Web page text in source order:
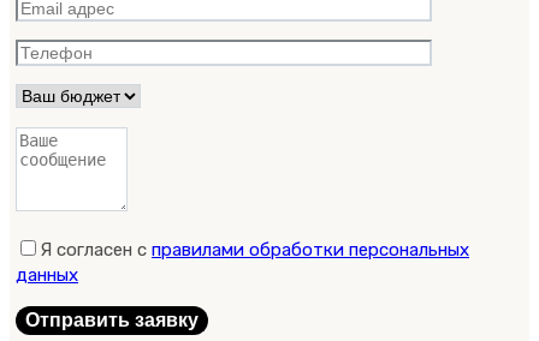
Я согласен с правилами обработки персональных
данных